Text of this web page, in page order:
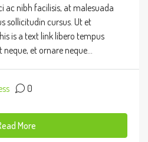
ac nibh facilisis, at malesuada
sollicitudin cursus. Ut et
is a text link libero tempus
et ornare neque...
0
More